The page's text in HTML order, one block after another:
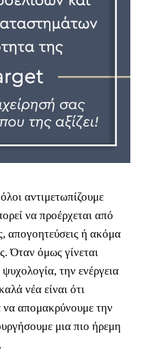
αντιμετωπίζουμε
να προέρχεται από
απογοητεύσεις ή ακόμα
Όταν όμως γίνεται
την ενέργεια
νέα είναι ότι
να απομακρύνουμε την
μια πιο ήρεμη